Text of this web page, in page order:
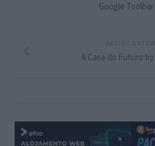
Google Toolbar
A Casa do Futuro